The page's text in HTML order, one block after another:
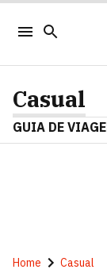
Casual
GUIA DE
Home Casual